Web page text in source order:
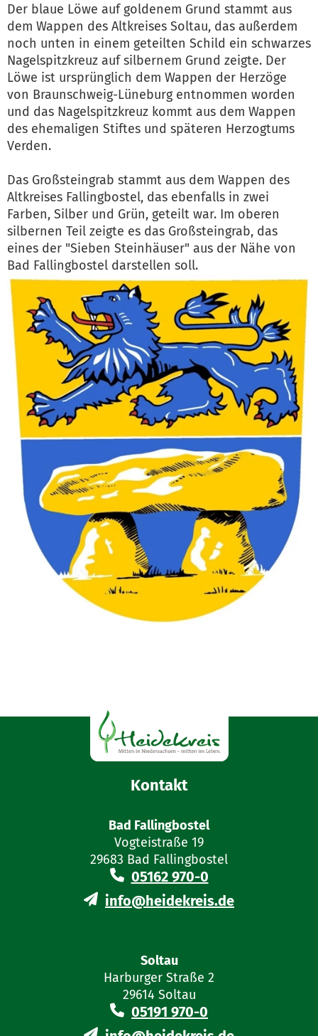
Der blaue Löwe auf goldenem Grund stammt aus
dem Wappen des Altkreises Soltau, das außerdem
noch unten in einem geteilten Schild ein schwarzes
Nagelspitzkreuz auf silbernem Grund zeigte. Der
Löwe ist ursprünglich dem Wappen der Herzöge
von Braunschweig-Lüneburg entnommen worden
und das Nagelspitzkreuz kommt aus dem Wappen
des ehemaligen Stiftes und späteren Herzogtums
Verden.
Das Großsteingrab stammt aus dem Wappen des
Altkreises Fallingbostel, das ebenfalls in zwei
Farben, Silber und Grün, geteilt war. Im oberen
silbernen Teil zeigte es das Großsteingrab, das
eines der "Sieben Steinhäuser" aus der Nähe von
Bad Fallingbostel darstellen soll.
Kontakt
Bad Fallingbostel
Vogteistraße 19
29683 Bad Fallingbostel
05162 970-0
info@heidekreis.de
Soltau
Harburger Straße 2
29614 Soltau
05191 970-0